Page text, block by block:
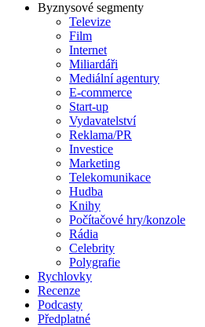
Byznysové segmenty
Televize
Film
Internet
Miliardáři
Mediální agentury
E-commerce
Start-up
Vydavatelství
Reklama/PR
Investice
Marketing
Telekomunikace
Hudba
Knihy
Počítačové hry/konzole
Rádia
Celebrity
Polygrafie
Rychlovky
Recenze
Podcasty
Předplatné